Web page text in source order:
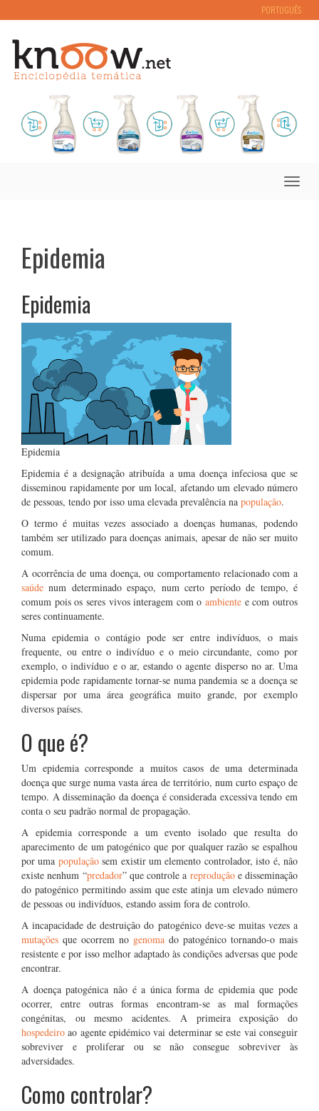
PORTUGUÊS
Toggle
Epidemia
Epidemia
Epidemia
Epidemia é a designação atribuída a uma doença infeciosa que se
disseminou rapidamente por um local, afetando um elevado número
de pessoas, tendo por isso uma elevada prevalência na população.
O termo é muitas vezes associado a doenças humanas, podendo
também ser utilizado para doenças animais, apesar de não ser muito
comum.
A ocorrência de uma doença, ou comportamento relacionado com a
saúde num determinado espaço, num certo período de tempo, é
comum pois os seres vivos interagem com oambiente e com outros
seres continuamente.
Numa epidemia o contágio pode ser entre indivíduos, o mais
frequente, ou entre o indivíduo e o meio circundante, como por
exemplo, o indivíduo e o ar, estando o agente disperso no ar. Uma
epidemia pode rapidamente tornar-se numa pandemia se a doença se
dispersar por uma área geográfica muito grande, por exemplo
diversos países.
O que é?
Um epidemia corresponde a muitos casos de uma determinada
doença que surge numa vasta área de território, num curto espaço de
tempo. A disseminação da doença é considerada excessiva tendo em
conta o seu padrão normal de propagação.
A epidemia corresponde a um evento isolado que resulta do
aparecimento de um patogénico que por qualquer razão se espalhou
por uma populaçãosem existir um elemento controlador, isto é, não
existe nenhum “predador” que controle a reproduçãoe disseminação
do patogénico permitindo assim que este atinja um elevado número
de pessoas ou indivíduos, estando assim fora de controlo.
A incapacidade de destruição do patogénico deve-se muitas vezes a
mutações que ocorrem no genoma do patogénico tornando-o mais
resistente e por isso melhor adaptado às condições adversas que pode
encontrar.
A doença patogénica não é a única forma de epidemia que pode
ocorrer, entre outras formas encontram-se as mal formações
congénitas, ou mesmo acidentes. A primeira exposição do
hospedeiro ao agente epidémico vai determinar se este vai conseguir
sobreviver e proliferar ou se não consegue sobreviver às
adversidades.
Como controlar?